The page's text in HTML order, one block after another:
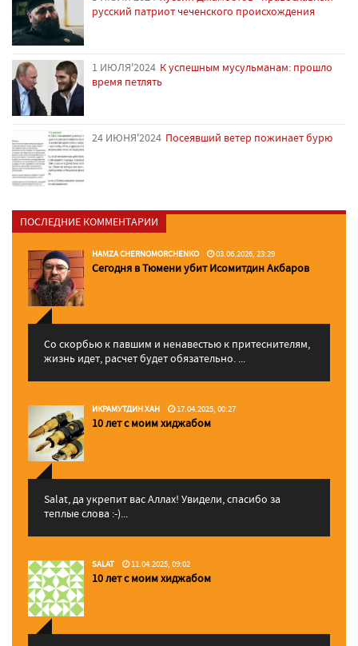
русский патриот чеченского происхождения
1 ИЮЛЯ'2024 К успешным мусульманам: прошло
время петлять
24 ИЮНЯ'2024 Посеявший ветер пожинает бурю
ПОСЛЕДНИЕ КОММЕНТАРИИ
HAMZA CHERNOMORCHENKO 03.06.2026, 23:29
Сегодня в Тюмени убит Исомитдин Акбаров
Со скорбью к павшим и ненавестью к притеснителям,
жизнь идет, расчет будет обязательно. ...
ИКРАМУТДИН ХАН 17.04.2025, 00:27
10 лет с моим хиджабом
Salat, да укрепит вас Аллаx! Увидели, спасибо за
теплые слова :-)...
SALAT 11.04.2025, 09:02
10 лет с моим хиджабом